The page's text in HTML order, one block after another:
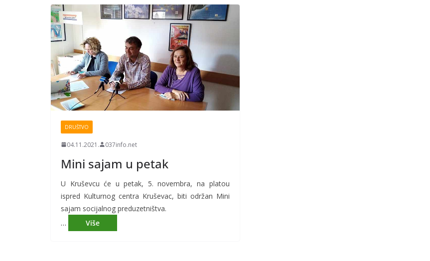
DRUŠTVO
04.11.2021. 037info.net
Mini sajam u petak
U Kruševcu će u petak, 5. novembra, na platou
ispred Kulturnog centra Kruševac, biti održan Mini
sajam socijalnog preduzetništva.
…